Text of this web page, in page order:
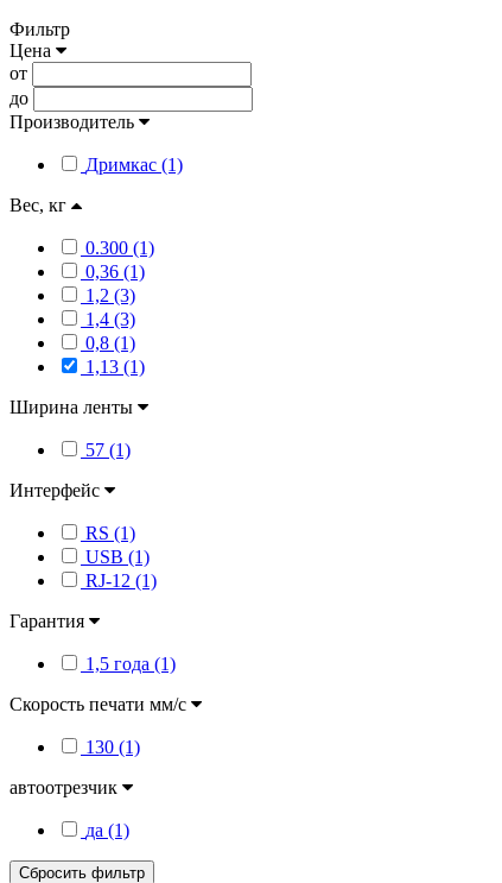
Фильтр
Цена
от
до
Производитель
Дримкас (1)
Вес, кг
0.300 (1)
0,36 (1)
1,2 (3)
1,4 (3)
0,8 (1)
1,13 (1)
Ширина ленты
57 (1)
Интерфейс
RS (1)
USB (1)
RJ-12 (1)
Гарантия
1,5 года (1)
Скорость печати мм/с
130 (1)
автоотрезчик
да (1)
Сбросить фильтр